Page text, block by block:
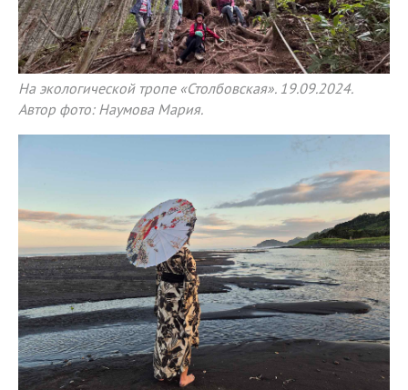
На экологической тропе «Столбовская». 19.09.2024.
Автор фото: Наумова Мария.